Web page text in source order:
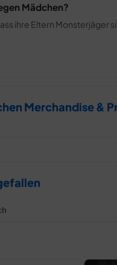
Mädchen?
ihre Eltern Monsterjäger
Merchandise &